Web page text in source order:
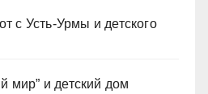
с Усть-Урмы и детского
мир” и детский дом